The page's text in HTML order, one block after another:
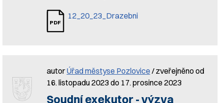
12_20_23_Drazebni
autorÚřad městyse Pozlovice / zveřejněno od
16. listopadu 2023 do 17. prosince 2023
Soudní exekutor - výzva